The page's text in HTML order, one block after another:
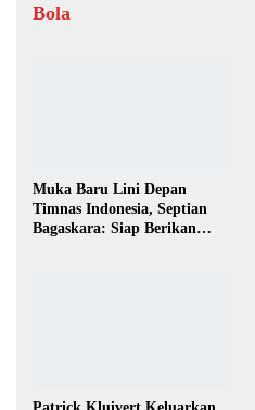
Bola
Muka Baru Lini Depan
Timnas Indonesia, Septian
Bagaskara: Siap Berikan